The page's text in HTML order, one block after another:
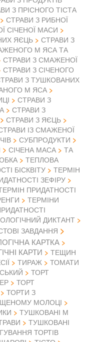
З ПРІСНОГО ТІСТА
СТРАВИ З РИБНОЇ
СІЧЕНОЇ МАСИ
ЯЄЦЬ
СТРАВИ З
М ЯСА ТА
СТРАВИ З СМАЖЕНОЇ
СТРАВИ З СІЧЕНОГО
З ТУШКОВАНИХ
М ЯСА
СТРАВИ З
СТРАВИ З
СТРАВИ З ЯЄЦЬ
ІЗ СМАЖЕНОЇ
СУБПРОДУКТИ
СІЧЕНА МАСА
ТА
ТЕПЛОВА
БІСКВІТУ
ТЕРМІН
ЗЕФІРУ
ПРИДАТНОСТІ
ТЕРМІНИ
ДИКТАНТ
ЗАВДАННЯ
КАРТКА
КАРТИ
ТЕЩИН
ТИРАЖ ТОМАТИ
ТОРТ
ТОРТ
ТОРТИ З
МОЛОЦІ
ТУШКОВАНІ М
ТУШКОВАНІ
ТОРТІВ